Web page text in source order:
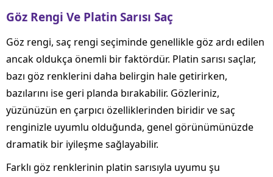
Göz Rengi Ve Platin Sarısı Saç
Göz rengi, saç rengi seçiminde genellikle göz ardı edilen
ancak oldukça önemli bir faktördür. Platin sarısı saçlar,
bazı göz renklerini daha belirgin hale getirirken,
bazılarını ise geri planda bırakabilir. Gözleriniz,
yüzünüzün en çarpıcı özelliklerinden biridir ve saç
renginizle uyumlu olduğunda, genel görünümünüzde
dramatik bir iyileşme sağlayabilir.
Farklı göz renklerinin platin sarısıyla uyumu şu